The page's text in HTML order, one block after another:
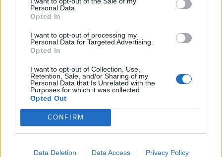
Personal Data.
Opted In
I want to opt-out of processing my
Personal Data for Targeted Advertising.
Opted In
I want to opt-out of Collection, Use,
Retention, Sale, and/or Sharing of my
Personal Data that Is Unrelated with the
Purposes for which it was collected.
Opted Out
CONFIRM
Data Deletion Data Access Privacy Policy
Carlucci, Bevilacqua, Solinas, Souare e Galic